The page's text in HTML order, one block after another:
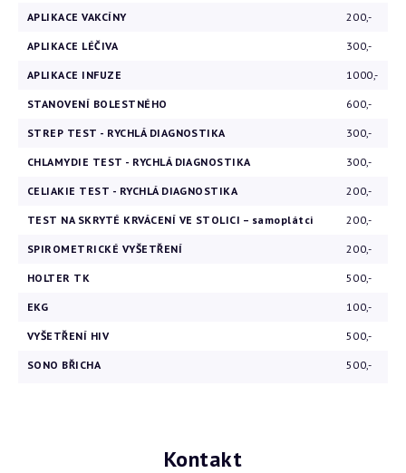
APLIKACE VAKCÍNY 200,-
APLIKACE LÉČIVA 300,-
APLIKACE INFUZE 1000,-
STANOVENÍ BOLESTNÉHO 600,-
STREP TEST - RYCHLÁ DIAGNOSTIKA 300,-
CHLAMYDIE TEST - RYCHLÁ DIAGNOSTIKA 300,-
CELIAKIE TEST - RYCHLÁ DIAGNOSTIKA 200,-
TEST NA SKRYTÉ KRVÁCENÍ VE STOLICI – samoplátci 200,-
SPIROMETRICKÉ VYŠETŘENÍ 200,-
HOLTER TK 500,-
EKG 100,-
VYŠETŘENÍ HIV 500,-
SONO BŘICHA 500,-
Kontakt